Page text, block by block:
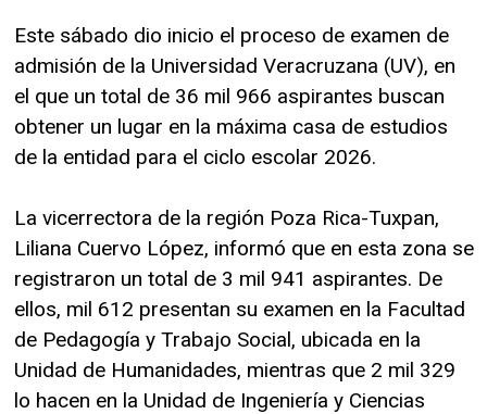
Este sábado dio inicio el proceso de examen de
admisión de la Universidad Veracruzana (UV), en
el que un total de 36 mil 966 aspirantes buscan
obtener un lugar en la máxima casa de estudios
de la entidad para el ciclo escolar 2026.
La vicerrectora de la región Poza Rica-Tuxpan,
Liliana Cuervo López, informó que en esta zona se
registraron un total de 3 mil 941 aspirantes. De
ellos, mil 612 presentan su examen en la Facultad
de Pedagogía y Trabajo Social, ubicada en la
Unidad de Humanidades, mientras que 2 mil 329
lo hacen en la Unidad de Ingeniería y Ciencias